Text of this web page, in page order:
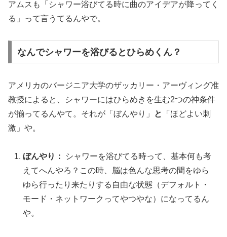
アムスも「シャワー浴びてる時に曲のアイデアが降ってく
る」って言うてるんやで。
なんでシャワーを浴びるとひらめくん？
アメリカのバージニア大学のザッカリー・アーヴィング准
教授によると、シャワーにはひらめきを生む2つの神条件
が揃ってるんやて。それが「ぼんやり」
と
「ほどよい刺
激」や。
ぼんやり：
シャワーを浴びてる時って、基本何も考
えてへんやろ？この時、脳は色んな思考の間をゆら
ゆら行ったり来たりする自由な状態（デフォルト・
モード・ネットワークってやつやな）になってるん
や。